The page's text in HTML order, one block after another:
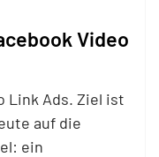
Video
Link Ads. Ziel ist
auf die
ein